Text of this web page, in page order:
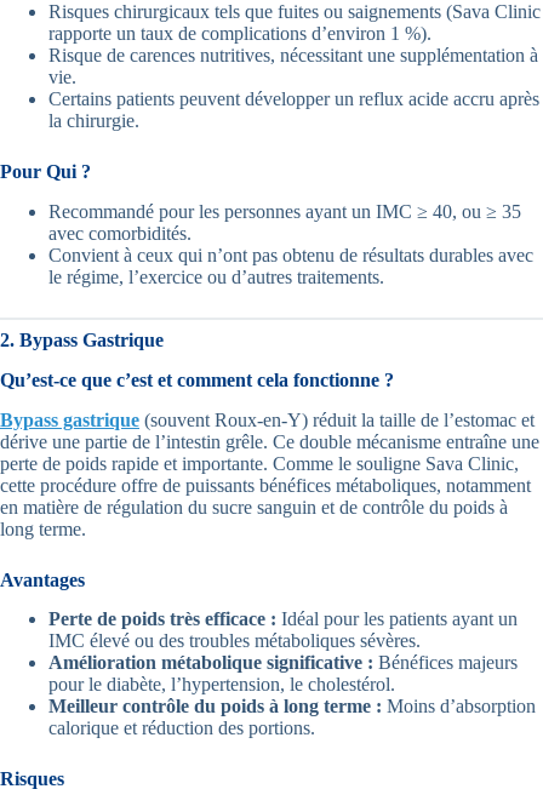
Risques chirurgicaux tels que fuites ou saignements (Sava Clinic
rapporte un taux de complications d’environ 1 %).
Risque de carences nutritives, nécessitant une supplémentation à
vie.
Certains patients peuvent développer un reflux acide accru après
la chirurgie.
Pour Qui ?
Recommandé pour les personnes ayant un IMC ≥ 40, ou ≥ 35
avec comorbidités.
Convient à ceux qui n’ont pas obtenu de résultats durables avec
le régime, l’exercice ou d’autres traitements.
2. Bypass Gastrique
Qu’est-ce que c’est et comment cela fonctionne ?
Bypass gastrique (souvent Roux-en-Y) réduit la taille de l’estomac et
dérive une partie de l’intestin grêle. Ce double mécanisme entraîne une
perte de poids rapide et importante. Comme le souligne Sava Clinic,
cette procédure offre de puissants bénéfices métaboliques, notamment
en matière de régulation du sucre sanguin et de contrôle du poids à
long terme.
Avantages
Perte de poids très efficace : Idéal pour les patients ayant un
IMC élevé ou des troubles métaboliques sévères.
Amélioration métabolique significative : Bénéfices majeurs
pour le diabète, l’hypertension, le cholestérol.
Meilleur contrôle du poids à long terme : Moins d’absorption
calorique et réduction des portions.
Risques